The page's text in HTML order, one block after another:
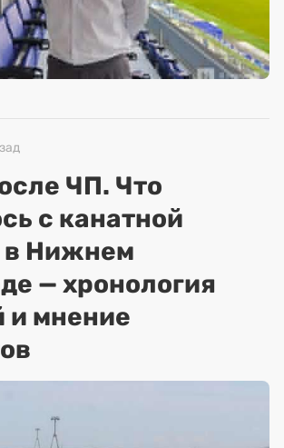
ЧП. Что
с канатной
в Нижнем
— хронология
и мнение